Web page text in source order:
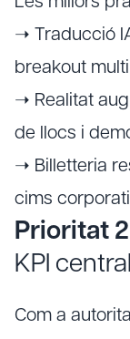
➝ Traducció
breakout
➝ Realitat
de llocs i
➝ Billetteria
cims
Prioritat
KPI central
Com a